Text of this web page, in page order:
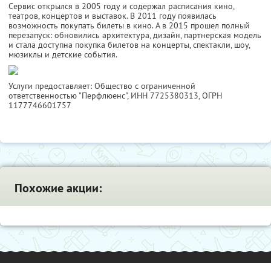
Сервис открылся в 2005 году и содержал расписания кино,
театров, концертов и выставок. В 2011 году появилась
возможность покупать билеты в кино. А в 2015 прошел полный
перезапуск: обновились архитектура, дизайн, партнерская модель
и стала доступна покупка билетов на концерты, спектакли, шоу,
мюзиклы и детские события.
Услуги предоставляет: Общество с ограниченной
ответственностью "Перфлюенс", ИНН 7725380313, ОГРН
1177746601757
Похожие акции: